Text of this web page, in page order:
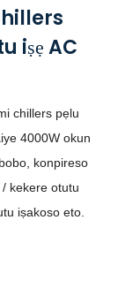
iṣẹ AC
chillers pẹlu
4000W okun
konpireso
kekere otutu
iṣakoso eto.